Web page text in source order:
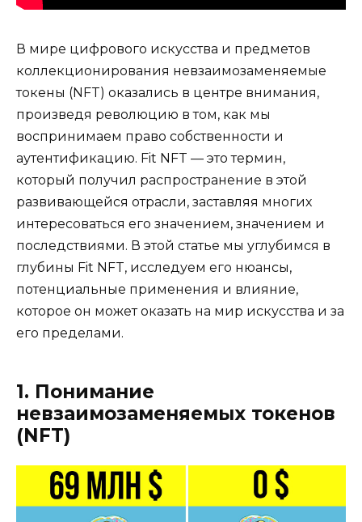
В мире цифрового искусства и предметов
коллекционирования невзаимозаменяемые
токены (NFT) оказались в центре внимания,
произведя революцию в том, как мы
воспринимаем право собственности и
аутентификацию. Fit NFT — это термин,
который получил распространение в этой
развивающейся отрасли, заставляя многих
интересоваться его значением, значением и
последствиями. В этой статье мы углубимся в
глубины Fit NFT, исследуем его нюансы,
потенциальные применения и влияние,
которое он может оказать на мир искусства и за
его пределами.
1. Понимание
невзаимозаменяемых токенов
(NFT)